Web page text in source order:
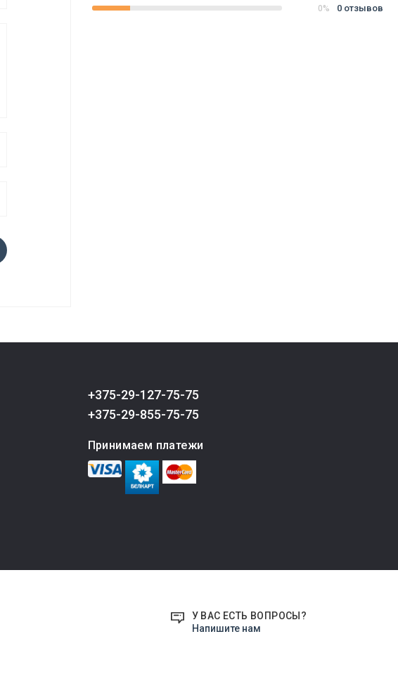
0% 0 отзывов
+375-29-127-75-75
+375-29-855-75-75
Принимаем платежи
У ВАС ЕСТЬ ВОПРОСЫ?
Напишите нам